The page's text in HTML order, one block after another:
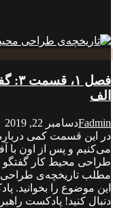
فصل
الف
Fadminدسامبر 22, 2019
در این قسمت کمی
می‌کنیم و پس از اون با
طراحی محیط کار گفتگو
مطلب تاریخچه‌ی طراحی
دنبال کنید! پادکست